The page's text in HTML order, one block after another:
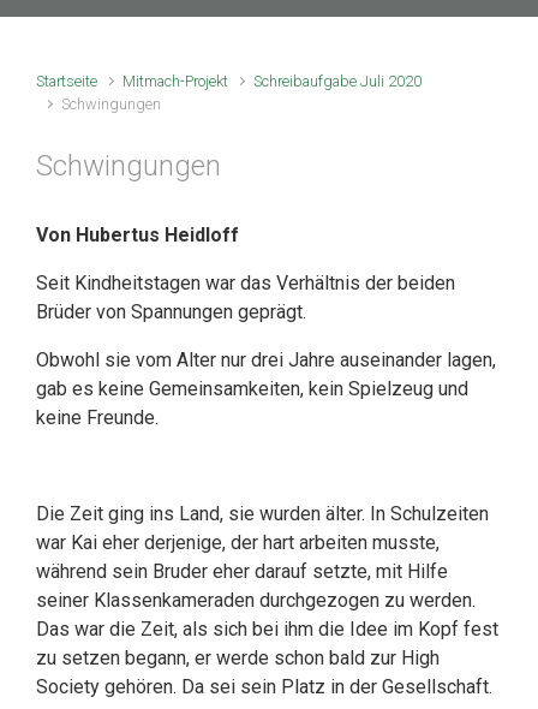
Startseite Mitmach-Projekt
Schreibaufgabe Juli 2020
Schwingungen
Schwingungen
Von Hubertus Heidloff
Seit Kindheitstagen war das Verhältnis der beiden
Brüder von Spannungen geprägt.
Obwohl sie vom Alter nur drei Jahre auseinander lagen,
gab es keine Gemeinsamkeiten, kein Spielzeug und
keine Freunde.
Die Zeit ging ins Land, sie wurden älter. In Schulzeiten
war Kai eher derjenige, der hart arbeiten musste,
während sein Bruder eher darauf setzte, mit Hilfe
seiner Klassenkameraden durchgezogen zu werden.
Das war die Zeit, als sich bei ihm die Idee im Kopf fest
zu setzen begann, er werde schon bald zur High
Society gehören. Da sei sein Platz in der Gesellschaft.